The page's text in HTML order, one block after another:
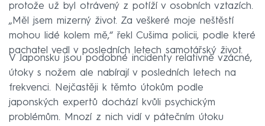
protože už byl otrávený z potíží v osobních vztazích.
„Měl jsem mizerný život. Za veškeré moje neštěstí
mohou lidé kolem mě,“ řekl Cušima policii, podle které
pachatel vedl v posledních letech samotářský život.
V Japonsku jsou podobné incidenty relativně vzácné,
útoky s nožem ale nabírají v posledních letech na
frekvenci. Nejčastěji k těmto útokům podle
japonských expertů dochází kvůli psychickým
problémům. Mnozí z nich vidí v pátečním útoku